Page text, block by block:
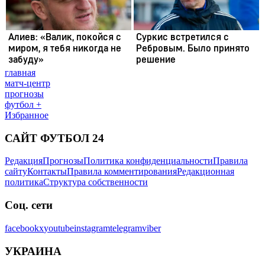
главная
матч-центр
прогнозы
футбол +
Избранное
САЙТ ФУТБОЛ 24
РедакцияПрогнозыПолитика конфиденциальностиПравила
сайтуКонтактыПравила комментированияРедакционная
политикаСтруктура собственности
Соц. сети
facebookxyoutubeinstagramtelegramviber
УКРАИНА